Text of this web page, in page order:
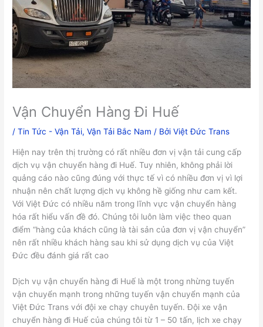
Vận Chuyển Hàng Đi Huế
/Tin Tức - Vận Tải,Vận Tải Bắc Nam / BởiViệt Đức Trans
Hiện nay trên thị trường có rất nhiều đơn vị vận tải cung cấp
dịch vụ vận chuyển hàng đi Huế. Tuy nhiên, không phải lời
quảng cáo nào cũng đúng với thực tế vì có nhiều đơn vị vì lợi
nhuận nên chất lượng dịch vụ không hề giống như cam kết.
Với Việt Đức có nhiều năm trong lĩnh vực vận chuyển hàng
hóa rất hiểu vấn đề đó. Chúng tôi luôn làm việc theo quan
điểm “hàng của khách cũng là tài sản của đơn vị vận chuyển”
nên rất nhiều khách hàng sau khi sử dụng dịch vụ của Việt
Đức đều đánh giá rất cao
Dịch vụ vận chuyển hàng đi Huế là một trong nhừng tuyến
vận chuyển mạnh trong những tuyến vận chuyển mạnh của
Việt Đức Trans với đội xe chạy chuyên tuyến. Đội xe vận
chuyển hàng đi Huế của chúng tôi từ 1 – 50 tấn, lịch xe chạy